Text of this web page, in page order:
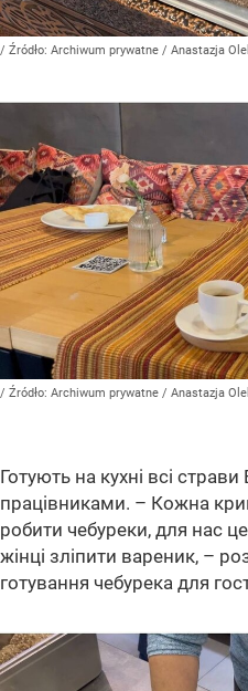
/ Źródło: Archiwum prywatne / Anastazja
/ Źródło: Archiwum prywatne / Anastazja
Готують на кухні всі
працівниками. – Кожна
робити чебуреки, для нас
жінці зліпити вареник, –
готування чебурека для